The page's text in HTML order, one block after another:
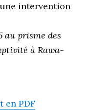
intervention
au prisme des
à Rawa-
en PDF